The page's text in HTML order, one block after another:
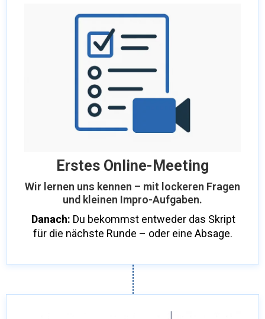
Erstes Online-Meeting
Wir lernen uns kennen – mit lockeren Fragen
und kleinen Impro-Aufgaben.
Danach: Du bekommst entweder das Skript
für die nächste Runde – oder eine Absage.